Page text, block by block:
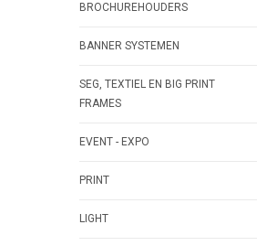
BROCHUREHOUDERS
BANNER SYSTEMEN
SEG, TEXTIEL EN BIG PRINT
FRAMES
EVENT - EXPO
PRINT
LIGHT